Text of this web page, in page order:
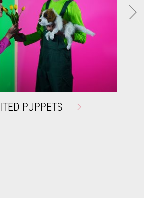
PUPPETS